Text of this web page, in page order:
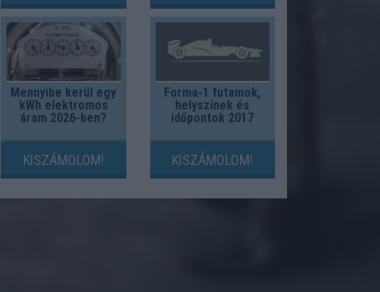
Mennyibe kerül egy
kWh elektromos
áram 2026-ben?
KISZÁMOLOM!
Forma-1 futamok,
helyszínek és
időpontok 2017
KISZÁMOLOM!